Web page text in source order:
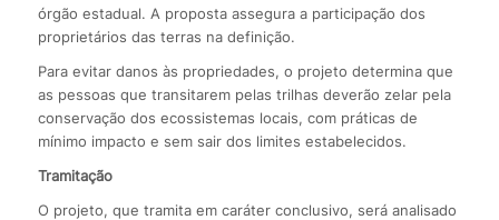
órgão estadual. A proposta assegura a participação dos
proprietários das terras na definição.
Para evitar danos às propriedades, o projeto determina que
as pessoas que transitarem pelas trilhas deverão zelar pela
conservação dos ecossistemas locais, com práticas de
mínimo impacto e sem sair dos limites estabelecidos.
Tramitação
O projeto, que tramita em caráter conclusivo, será analisado